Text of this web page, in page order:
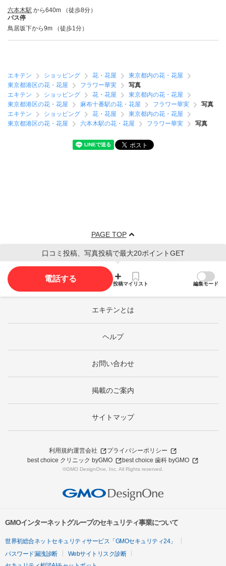
六本木駅 から640m （徒歩8分）
バス停
鳥居坂下から9m （徒歩1分）
エキテン ショッピング 花・花屋
東京都内の花・花屋
東京都港区の花・花屋
フラワー華実
写真
エキテン
ショッピング 花・花屋
東京都内の花・花屋
東京都港区の花・花屋
麻布十番駅の花・花屋 フラワー華実
写真
エキテン
ショッピング 花・花屋
東京都内の花・花屋
東京都港区の花・花屋
六本木駅の花・花屋 フラワー華実 写真
PAGE TOP
口コミ投稿、写真投稿で最大20ポイントGET
電話する
投稿マイリスト 編集モード
エキテンとは
ヘルプ
お問い合わせ
掲載のご案内
サイトマップ
利用規約運営会社
プライバシーポリシー
best choice クリニック byGMO
best choice 歯科 byGMO
©GMO DesignOne, Inc. All Rights reserved.
GMOインターネットグループのセキュリティ事業について
世界初総合ネットセキュリティサービス「GMOセキュリティ24」
パスワード漏洩診断
Webサイトリスク診断